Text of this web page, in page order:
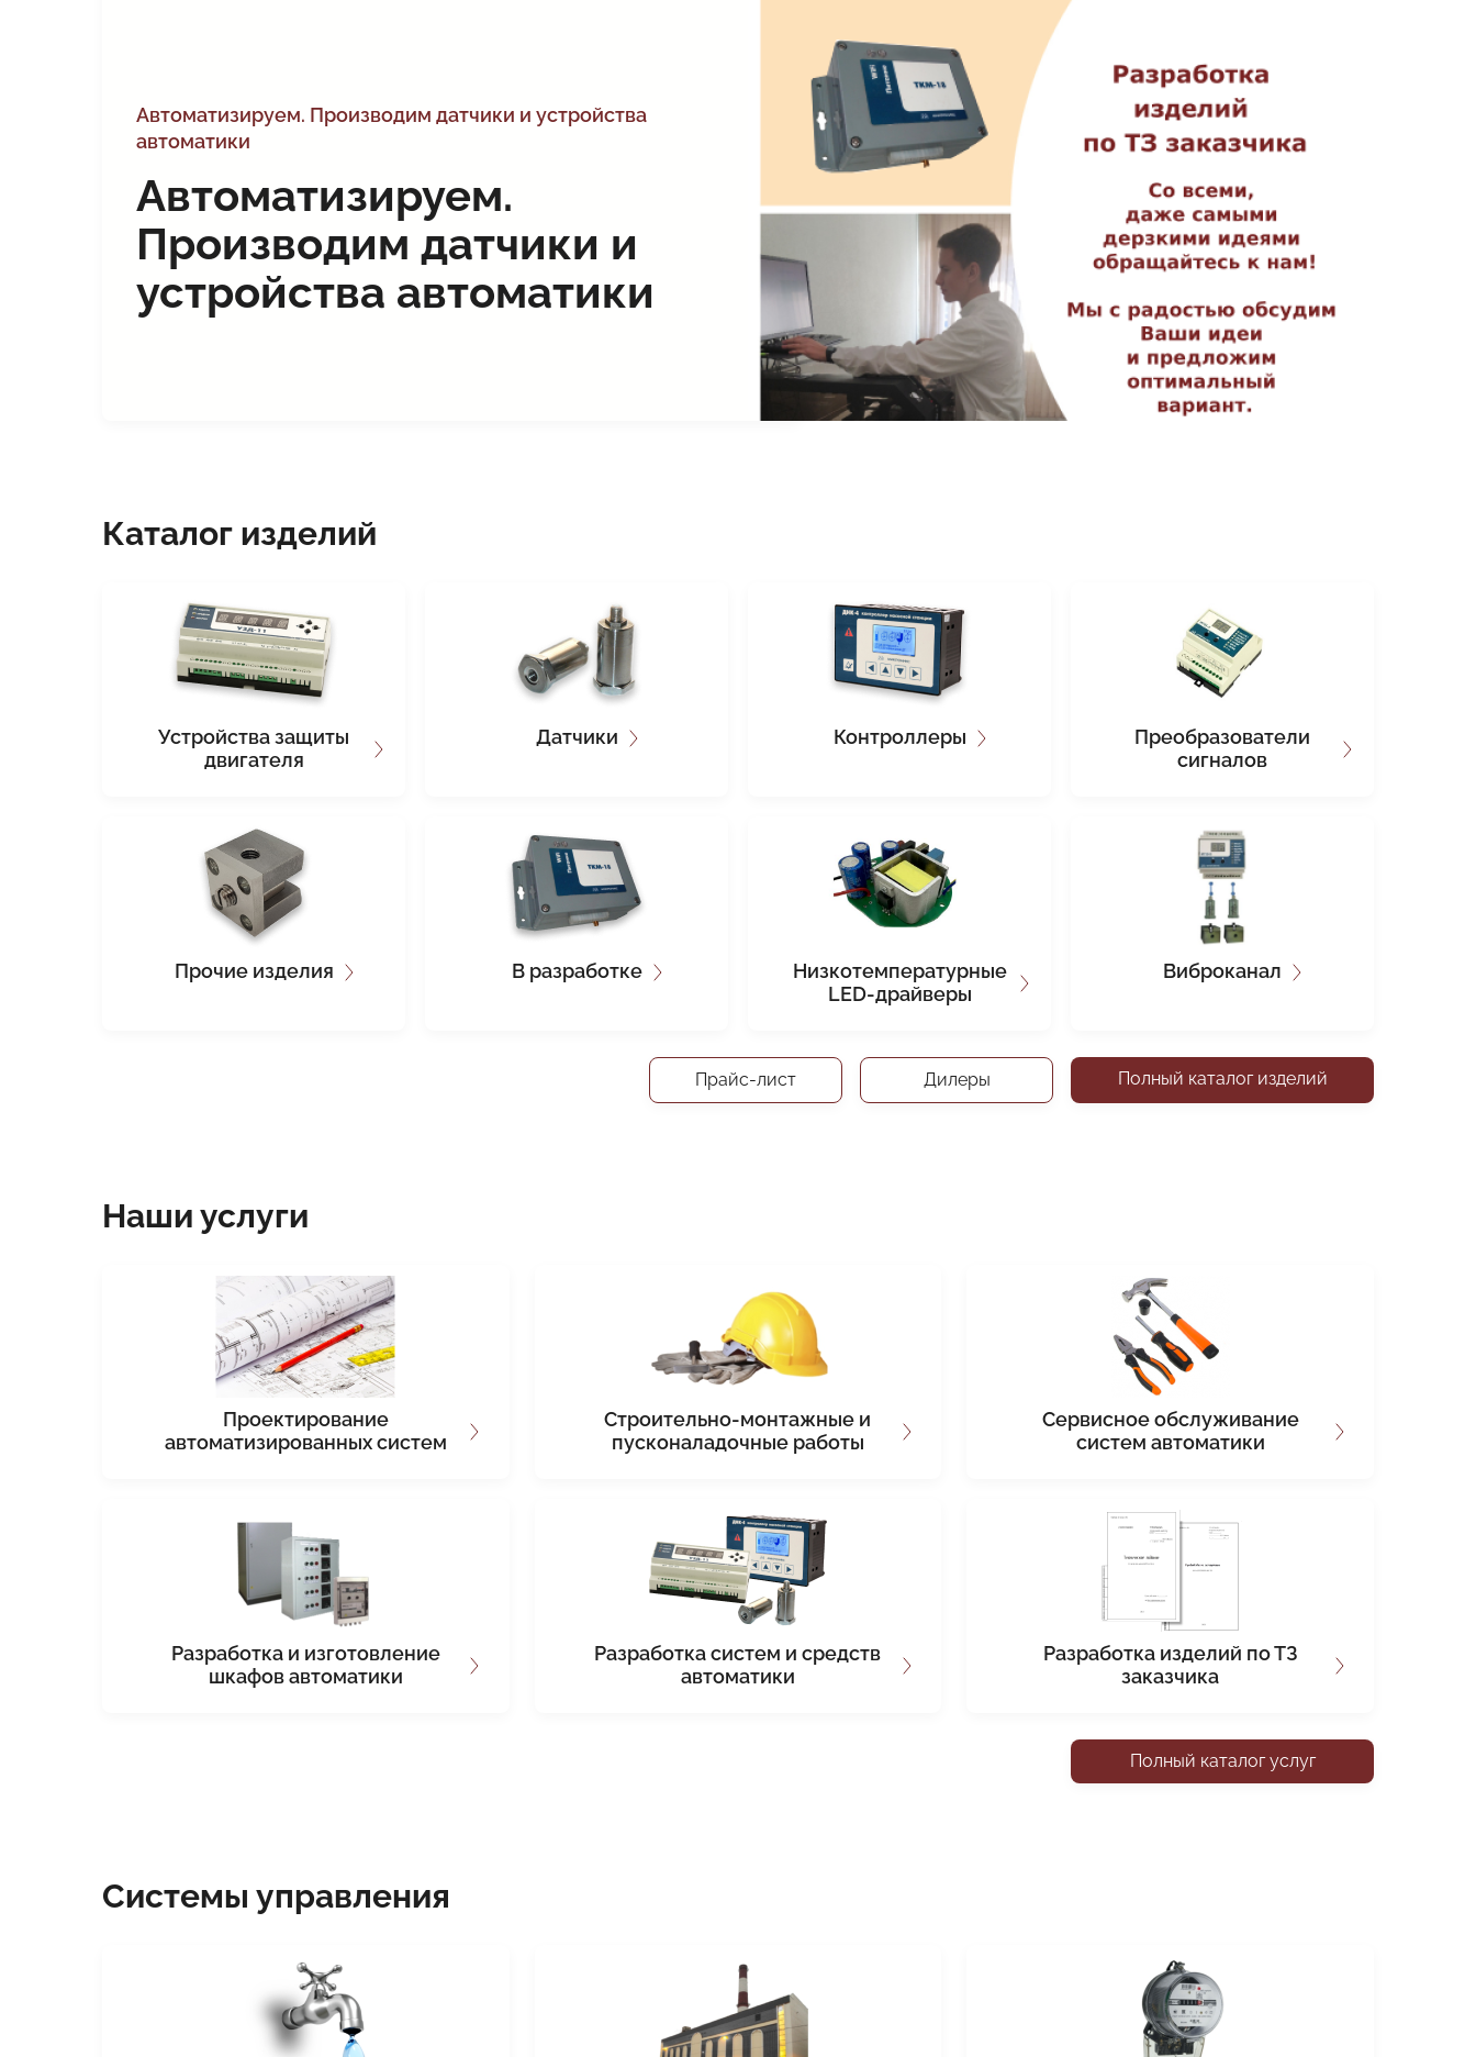
Автоматизируем. Производим датчики и устройства
автоматики
Автоматизируем.
Производим датчики и
устройства автоматики
Каталог изделий
Устройства защиты
двигателя
Датчики Контроллеры
Преобразователи
сигналов
Прочие изделия В разработке
Низкотемпературные
LED-драйверы
Виброканал
Прайс-лист Дилеры Полный каталог изделий
Наши услуги
Проектирование
автоматизированных систем
Строительно-монтажные и
пусконаладочные работы
Сервисное обслуживание
систем автоматики
Разработка и изготовление
шкафов автоматики
Разработка систем и средств
автоматики
Разработка изделий по ТЗ
заказчика
Полный каталог услуг
Системы управления